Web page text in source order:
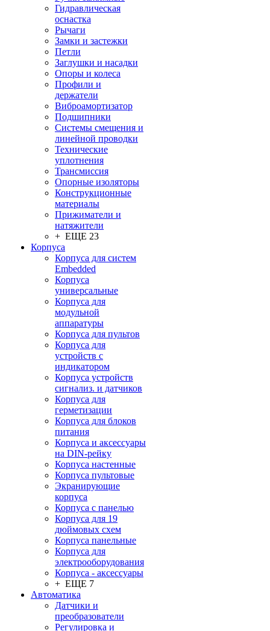
Гидравлическая
оснастка
Рычаги
Замки и застежки
Петли
Заглушки и насадки
Опоры и колеса
Профили и
держатели
Виброамортизатор
Подшипники
Системы смещения и
линейной проводки
Технические
уплотнения
Трансмиссия
Опорные изоляторы
Конструкционные
материалы
Прижиматели и
натяжители
+ ЕЩЕ 23
Корпуса
Корпуса для систем
Embedded
Корпуса
универсальные
Корпуса для
модульной
аппаратуры
Корпуса для пультов
Корпуса для
устройств с
индикатором
Корпуса устройств
сигнализ. и датчиков
Корпуса для
герметизации
Корпуса для блоков
питания
Корпуса и аксессуары
на DIN-рейку
Корпуса настенные
Корпуса пультовые
Экранирующие
корпуса
Корпуса с панелью
Корпуса для 19
дюймовых схем
Корпуса панельные
Корпуса для
электрооборудования
Корпуса - аксессуары
+ ЕЩЕ 7
Автоматика
Датчики и
преобразователи
Регулировка и